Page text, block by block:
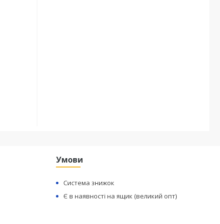
Умови
Система знижок
Є в наявності на ящик (великий опт)